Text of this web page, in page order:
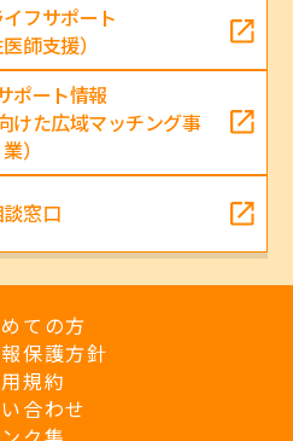
フサポート
医師支援）
ポート情報
けた広域マッチング事
業）
窓口
ての方
保護方針
規約
合わせ